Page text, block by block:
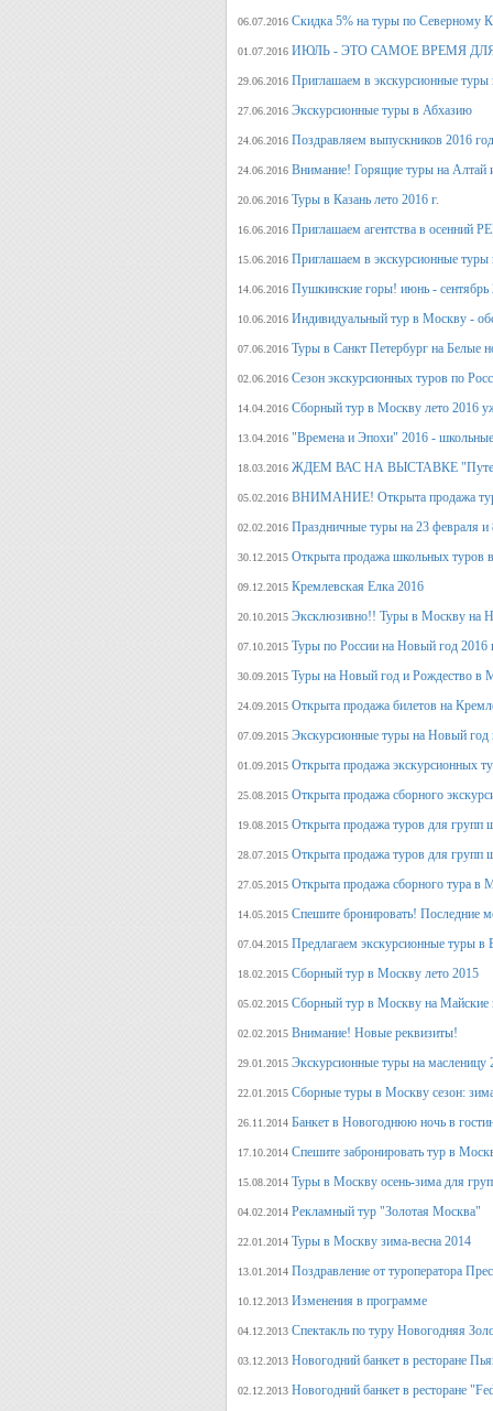
06.07.2016 Скидка 5% на туры по Северному
01.07.2016 ИЮЛЬ - ЭТО САМОЕ ВРЕМЯ
29.06.2016 Приглашаем в экскурсионные
27.06.2016 Экскурсионные туры в Абхазию
24.06.2016 Поздравляем выпускников
24.06.2016 Внимание! Горящие туры на Алтай
20.06.2016 Туры в Казань лето 2016 г.
16.06.2016 Приглашаем агентства в
15.06.2016 Приглашаем в экскурсионные туры
14.06.2016 Пушкинские горы! июнь - сентябрь
10.06.2016 Индивидуальный тур в Москву -
07.06.2016 Туры в Санкт Петербург на Белые
02.06.2016 Сезон экскурсионных туров по
14.04.2016 Сборный тур в Москву лето 2016
13.04.2016 "Времена и Эпохи" 2016 - школьные
18.03.2016 ЖДЕМ ВАС НА ВЫСТАВКЕ
05.02.2016 ВНИМАНИЕ! Открыта продажа
02.02.2016 Праздничные туры на 23 февраля и
30.12.2015 Открыта продажа школьных туров
09.12.2015 Кремлевская Елка 2016
20.10.2015 Эксклюзивно!! Туры в Москву на
07.10.2015 Туры по России на Новый год 2016
30.09.2015 Туры на Новый год и Рождество в
24.09.2015 Открыта продажа билетов на
07.09.2015 Экскурсионные туры на Новый год
01.09.2015 Открыта продажа экскурсионных
25.08.2015 Открыта продажа сборного
19.08.2015 Открыта продажа туров для групп
28.07.2015 Открыта продажа туров для групп
27.05.2015 Открыта продажа сборного тура в
14.05.2015 Спешите бронировать! Последние
07.04.2015 Предлагаем экскурсионные туры в
18.02.2015 Сборный тур в Москву лето 2015
05.02.2015 Сборный тур в Москву на Майские
02.02.2015 Внимание! Новые реквизиты!
29.01.2015 Экскурсионные туры на масленицу
22.01.2015 Сборные туры в Москву сезон:
26.11.2014 Банкет в Новогоднюю ночь в
17.10.2014 Спешите забронировать тур в
15.08.2014 Туры в Москву осень-зима для
04.02.2014 Рекламный тур "Золотая Москва"
22.01.2014 Туры в Москву зима-весна 2014
13.01.2014 Поздравление от туроператора
10.12.2013 Изменения в программе
04.12.2013 Спектакль по туру Новогодняя
03.12.2013 Новогодний банкет в ресторане
02.12.2013 Новогодний банкет в ресторане